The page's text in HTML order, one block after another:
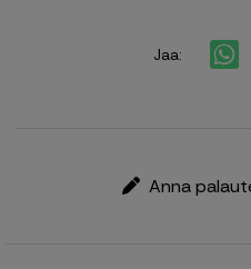
Jaa:
Anna